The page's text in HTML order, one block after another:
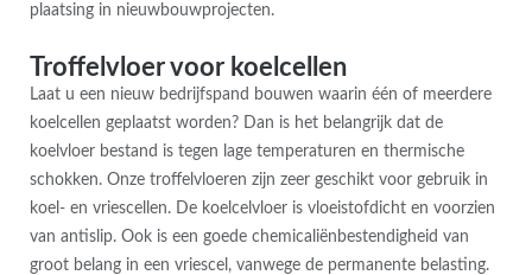
plaatsing in nieuwbouwprojecten.
Troffelvloer voor koelcellen
Laat u een nieuw bedrijfspand bouwen waarin één of meerdere
koelcellen geplaatst worden? Dan is het belangrijk dat de
koelvloer bestand is tegen lage temperaturen en thermische
schokken. Onze troffelvloeren zijn zeer geschikt voor gebruik in
koel- en vriescellen. De koelcelvloer is vloeistofdicht en voorzien
van antislip. Ook is een goede chemicaliënbestendigheid van
groot belang in een vriescel, vanwege de permanente belasting.